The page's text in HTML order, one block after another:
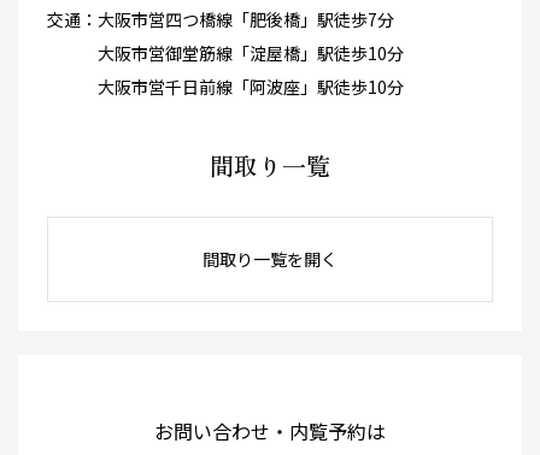
交通： 大阪市営四つ橋線「肥後橋」駅徒歩7分
大阪市営御堂筋線「淀屋橋」駅徒歩10分
大阪市営千日前線「阿波座」駅徒歩10分
間取り一覧
間取り一覧を開く
お問い合わせ・内覧予約は